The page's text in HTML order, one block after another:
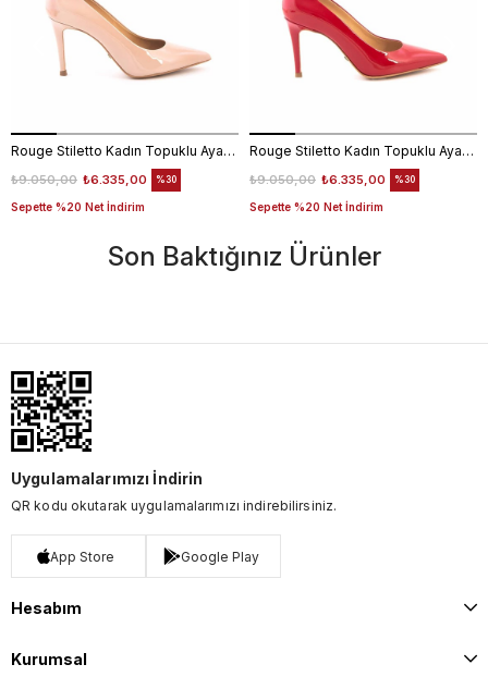
Rouge Stiletto Kadın Topuklu Ayakkabı 4924-02V8
₺6.335,00
₺9.050,00
Sepette %20 Net İndirim
%30
Rouge Stiletto Kadın Topuklu Ayakkabı 4924-02V8
₺6.335,00
₺9.050,00
Sepette %20 Net İndirim
%30
Son Baktığınız Ürünler
Uygulamalarımızı İndirin
QR kodu okutarak uygulamalarımızı indirebilirsiniz.
App Store Google Play
Hesabım
Kurumsal